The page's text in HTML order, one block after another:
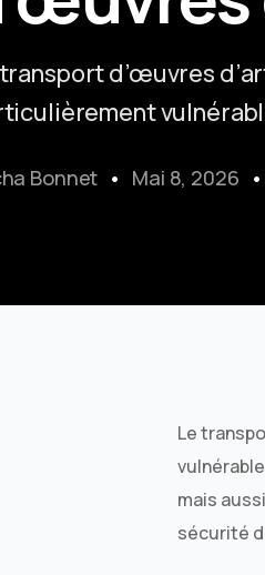
d’œuvres
Bonnet Mai 8, 2026
Le
mais
sécurité